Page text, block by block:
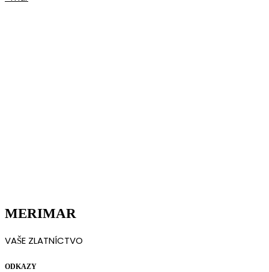
MERIMAR
VAŠE ZLATNÍCTVO
ODKAZY